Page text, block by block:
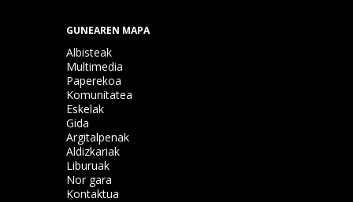
GUNEAREN MAPA
Albisteak
Multimedia
Paperekoa
Komunitatea
Eskelak
Gida
Argitalpenak
Aldizkariak
Liburuak
Nor gara
Kontaktua